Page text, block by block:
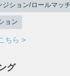
ジション/ロールマッ
ョン
ちら >
グ